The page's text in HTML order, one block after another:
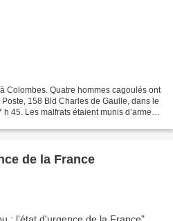
Colombes. Quatre hommes cagoulés ont
158 Bld Charles de Gaulle, dans le
45. Les malfrats étaient munis d’armes
de la France